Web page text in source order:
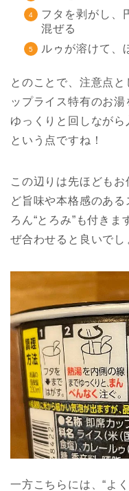
フタを剥がし、
混ぜる
ルゥが溶けて、
とのことで、注意点と
ップライス特有のお湯
ゆっくりと回しなが
という点ですね！
この辺りは先ほども
ど旨味や本格感のあ
ろん“とろみ”も付き
ぜ合わせると良いでし
一方こちらには、“よ